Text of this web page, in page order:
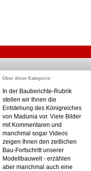
Über diese Kategorie:
In der Bauberichte-Rubrik
stellen wir Ihnen die
Entstehung des Königreiches
von Madunia vor. Viele Bilder
mit Kommentaren und
manchmal sogar Videos
zeigen Ihnen den zeitlichen
Bau-Fortschritt unserer
Modellbauwelt - erzählen
aber manchmal auch eine